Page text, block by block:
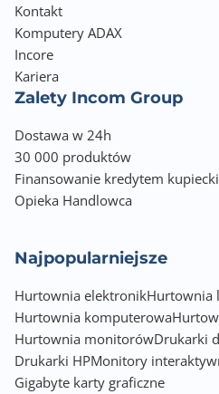
Kontakt
Komputery ADAX
Incore
Kariera
Zalety Incom Group
Dostawa w 24h
30 000 produktów
Finansowanie kredytem
Opieka Handlowca
Najpopularniejsze
Hurtownia elektronikHurtownia
Hurtownia komputerowa
Hurtownia monitorówDrukarki
Drukarki HPMonitory
Gigabyte karty graficzne